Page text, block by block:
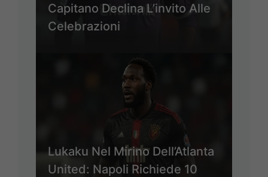
Capitano Declina L’invito Alle
Celebrazioni
Lukaku Nel Mirino Dell’Atlanta
United: Napoli Richiede 10